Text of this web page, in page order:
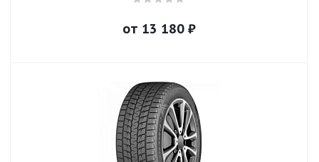
от 13 180₽